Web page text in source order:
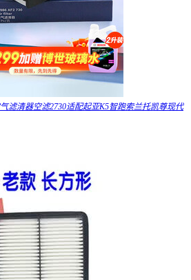
滤清器空滤2730适配起亚K5智跑索兰托凯尊现代